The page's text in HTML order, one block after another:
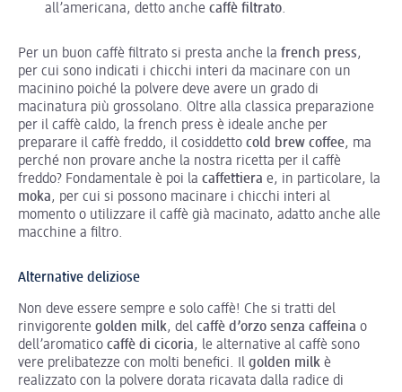
all’americana, detto anche caffè filtrato.
Per un buon caffè filtrato si presta anche la french press,
per cui sono indicati i chicchi interi da macinare con un
macinino poiché la polvere deve avere un grado di
macinatura più grossolano. Oltre alla classica preparazione
per il caffè caldo, la french press è ideale anche per
preparare il caffè freddo, il cosiddetto cold brew coffee, ma
perché non provare anche la nostra ricetta per il caffè
freddo? Fondamentale è poi la caffettiera e, in particolare, la
moka, per cui si possono macinare i chicchi interi al
momento o utilizzare il caffè già macinato, adatto anche alle
macchine a filtro.
Alternative deliziose
Non deve essere sempre e solo caffè! Che si tratti del
rinvigorente golden milk, del caffè d’orzo senza caffeina o
dell’aromatico caffè di cicoria, le alternative al caffè sono
vere prelibatezze con molti benefici. Il golden milk è
realizzato con la polvere dorata ricavata dalla radice di